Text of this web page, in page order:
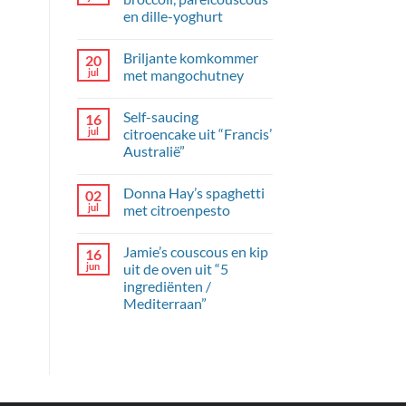
en dille-yoghurt
op
Kipgehaktballetjes
met
en
dille-
yoghurt
20
jul
Briljante komkommer
met mangochutney
op
Briljante
komkommer
met
16
jul
Self-saucing
citroencake uit “Francis’
Australië”
op
saucing
“Francis’
Australië”
02
jul
Donna Hay’s spaghetti
met citroenpesto
op
Donna
Hay’s
spaghetti
met
citroenpesto
16
jun
Jamie’s couscous en kip
uit de oven uit “5
ingrediënten /
Mediterraan”